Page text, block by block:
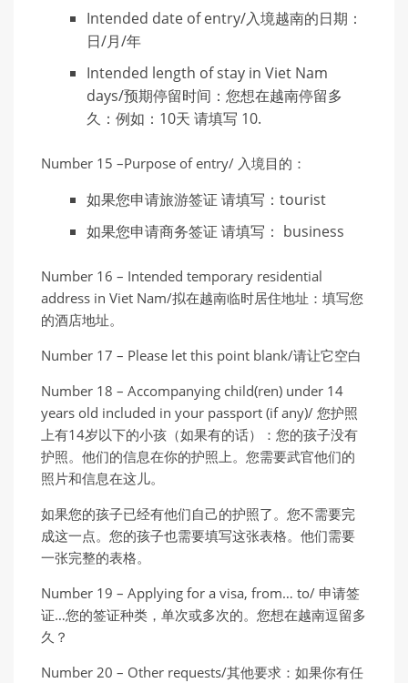
Intended date of entry/入境越南的日期：
日/月/年
Intended length of stay in Viet Nam
days/预期停留时间：您想在越南停留多
久：例如：10天 请填写 10.
Number 15 –Purpose of entry/ 入境目的：
如果您申请旅游签证 请填写：tourist
如果您申请商务签证 请填写： business
Number 16 – Intended temporary residential
address in Viet Nam/拟在越南临时居住地址：填写您
的酒店地址。
Number 17 – Please let this point blank/请让它空白
Number 18 – Accompanying child(ren) under 14
years old included in your passport (if any)/ 您护照
上有14岁以下的小孩（如果有的话）：您的孩子没有
护照。他们的信息在你的护照上。您需要武官他们的
照片和信息在这儿。
如果您的孩子已经有他们自己的护照了。您不需要完
成这一点。您的孩子也需要填写这张表格。他们需要
一张完整的表格。
Number 19 – Applying for a visa, from… to/ 申请签
证…您的签证种类，单次或多次的。您想在越南逗留多
久？
Number 20 – Other requests/其他要求：如果你有任